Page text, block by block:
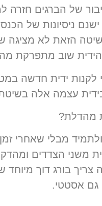
של הברגים חזרה
ניסיונות של
הזאת לא מציגה
והידית שוב מתפרקת
לקנות ידית חדשה
עצמה אלה
מהדלת?
מבלי שאחרי
משני הצדדים
צריך בורג דוך
גם אסטטי.